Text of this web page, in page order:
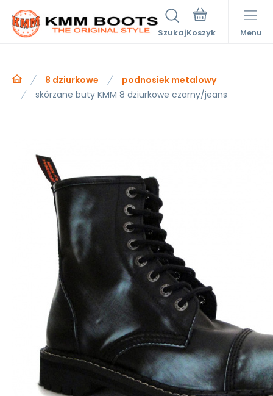
Szukaj Menu
8 dziurkowe
podnosiek metalowy
skórzane buty KMM 8 dziurkowe czarny/jeans